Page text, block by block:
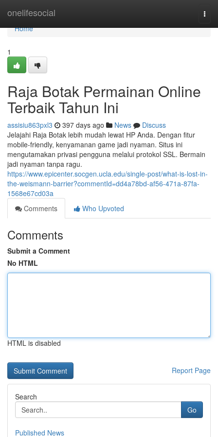
onelifesocial
Home
Home
1
Raja Botak Permainan Online
Terbaik Tahun Ini
assisiu863pxl3 397 days ago News
Discuss
Jelajahi Raja Botak lebih mudah lewat HP Anda. Dengan fitur
mobile-friendly, kenyamanan game jadi nyaman. Situs ini
mengutamakan privasi pengguna melalui protokol SSL. Bermain
jadi nyaman tanpa ragu.
https://www.epicenter.socgen.ucla.edu/single-post/what-is-lost-in-
the-weismann-barrier?commentId=dd4a78bd-af56-471a-87fa-
1568e67cd03a
Comments
Who Upvoted
Comments
Submit a Comment
No HTML
HTML is disabled
Report Page
Search
Go
Published News